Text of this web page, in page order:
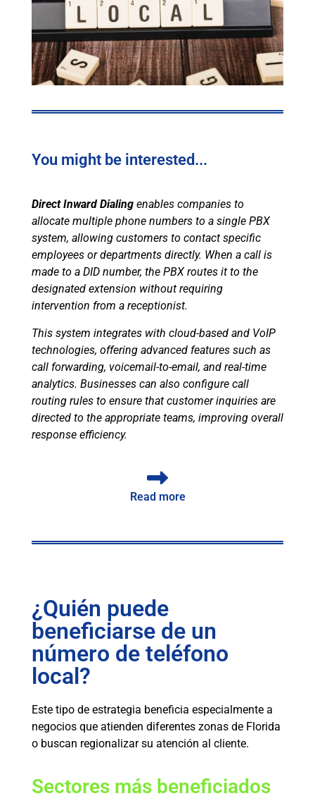
You might be interested...
Direct Inward Dialing enables companies to
allocate multiple phone numbers to a single PBX
system, allowing customers to contact specific
employees or departments directly. When a call is
made to a DID number, the PBX routes it to the
designated extension without requiring
intervention from a receptionist.
This system integrates with cloud-based and VoIP
technologies, offering advanced features such as
call forwarding, voicemail-to-email, and real-time
analytics. Businesses can also configure call
routing rules to ensure that customer inquiries are
directed to the appropriate teams, improving overall
response efficiency.
Read more
¿Quién puede
beneficiarse de un
número de teléfono
local?
Este tipo de estrategia beneficia especialmente a
negocios que atienden diferentes zonas de Florida
o buscan regionalizar su atención al cliente.
Sectores más beneficiados